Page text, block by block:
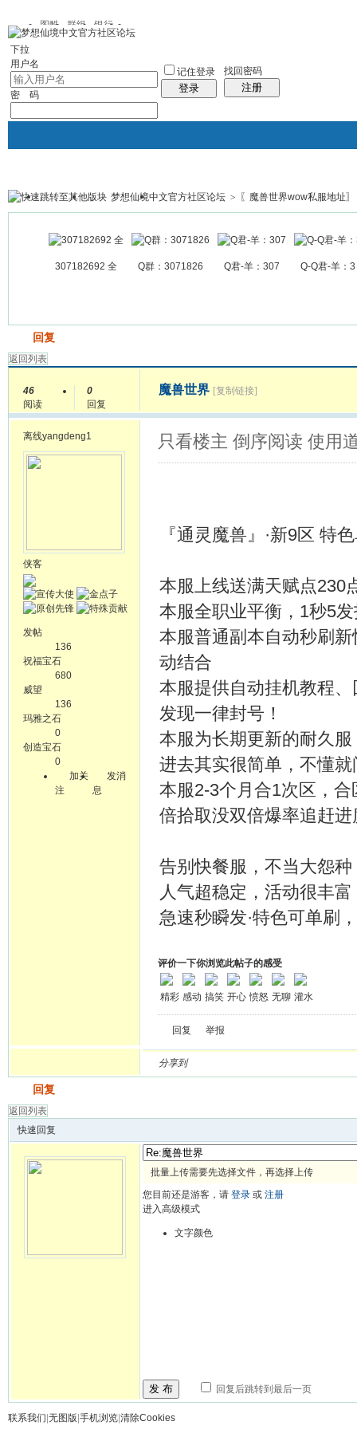
图酷 群组 银行
下拉
用户名
密 码
记住登录
登录
找回密码
注册
银行 群组聚合 我的空间
帖子
梦想仙境中文官方社区论坛 > 〖魔兽世界wow私服地址〗
307182692 全 Q群：3071826 Q君-羊：307 Q-Q君-羊：3
回复
返回列表
46
阅读
0
回复
魔兽世界 [复制链接]
离线yangdeng1
侠客
发帖
136
祝福宝石
680
威望
136
玛雅之石
0
创造宝石
0
加关
注
发消
息
只看楼主 倒序阅读 使用
『通灵魔兽』·新9区 特
本服上线送满天赋点230
本服全职业平衡，1秒5
本服普通副本自动秒刷
动结合
本服提供自动挂机教程
发现一律封号！
本服为长期更新的耐久
进去其实很简单，不懂就
本服2-3个月合1次区，
倍拾取没双倍爆率追赶进
告别快餐服，不当大怨
人气超稳定，活动很
急速秒瞬发·特色可单刷
评价一下你浏览此帖子的感受
精彩 感动 搞笑 开心 愤怒 无聊 灌水
回复 举报
分享到
回复
返回列表
快速回复
批量上传需要先选择文件，再选择上传
您目前还是游客，请 登录 或 注册
进入高级模式
文字颜色
发 布 回复后跳转到最后一页
联系我们 无图版 手机浏览 清除Cookies